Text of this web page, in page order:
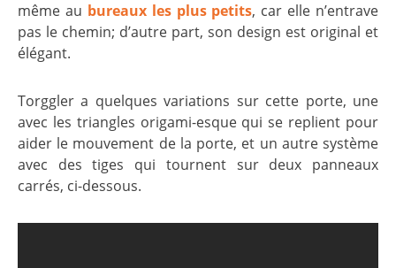
même au bureaux les plus petits, car elle n’entrave
pas le chemin; d’autre part, son design est original et
élégant.
Torggler a quelques variations sur cette porte, une
avec les triangles origami-esque qui se replient pour
aider le mouvement de la porte, et un autre système
avec des tiges qui tournent sur deux panneaux
carrés, ci-dessous.